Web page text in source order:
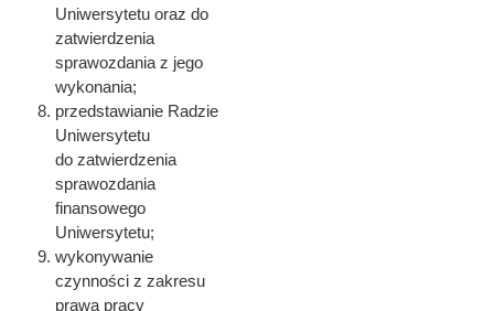
Uniwersytetu oraz do
zatwierdzenia
sprawozdania z jego
wykonania;
przedstawianie Radzie
Uniwersytetu
do zatwierdzenia
sprawozdania
finansowego
Uniwersytetu;
wykonywanie
czynności z zakresu
prawa pracy